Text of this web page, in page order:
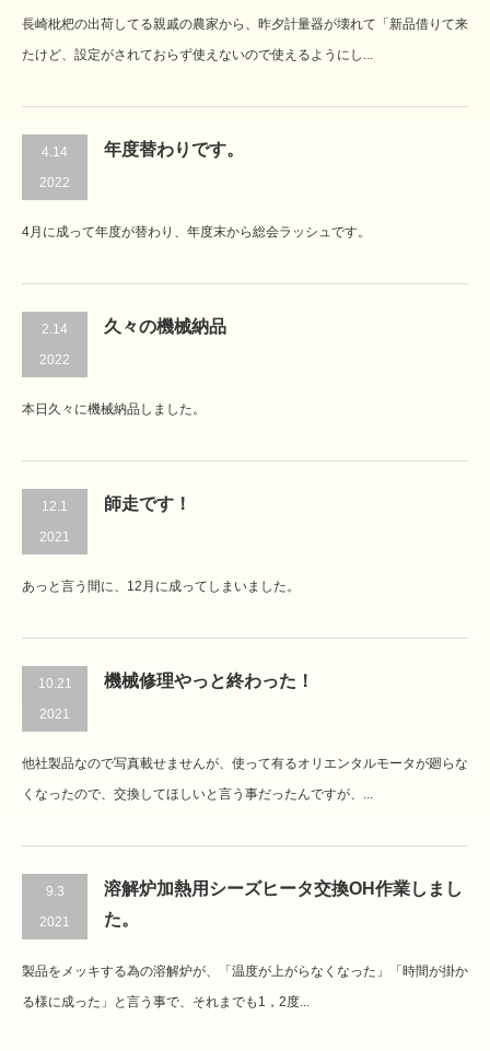
長崎枇杷の出荷してる親戚の農家から、昨夕計量器が壊れて「新品借りて来
たけど、設定がされておらず使えないので使えるようにし...
4.14
2022
年度替わりです。
4月に成って年度が替わり、年度末から総会ラッシュです。
2.14
2022
久々の機械納品
本日久々に機械納品しました。
12.1
2021
師走です！
あっと言う間に、12月に成ってしまいました。
10.21
2021
機械修理やっと終わった！
他社製品なので写真載せませんが、使って有るオリエンタルモータが廻らな
くなったので、交換してほしいと言う事だったんですが、...
9.3
2021
溶解炉加熱用シーズヒータ交換OH作業しまし
た。
製品をメッキする為の溶解炉が、「温度が上がらなくなった」「時間が掛か
る様に成った」と言う事で、それまでも1，2度...